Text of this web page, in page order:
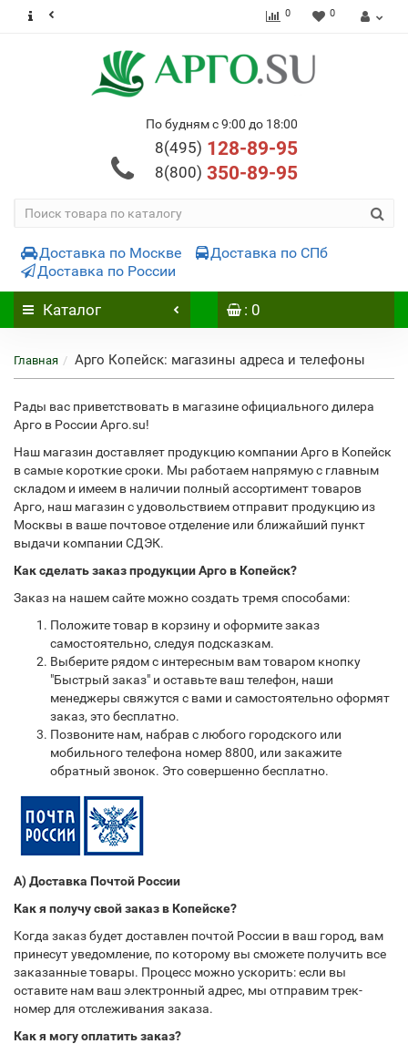
0 0
По будням с 9:00 до 18:00
8(495) 128-89-95
8(800) 350-89-95
Доставка по Москве
Доставка по СПб
Доставка по России
Каталог : 0
Главная Арго Копейск: магазины адреса и телефоны
Рады вас приветствовать в магазине официального дилера
Арго в России Арго.su!
Наш магазин доставляет продукцию компании Арго в Копейск
в самые короткие сроки. Мы работаем напрямую с главным
складом и имеем в наличии полный ассортимент товаров
Арго, наш магазин с удовольствием отправит продукцию из
Москвы в ваше почтовое отделение или ближайший пункт
выдачи компании СДЭК.
Как сделать заказ продукции Арго в Копейск?
Заказ на нашем сайте можно создать тремя способами:
Положите товар в корзину и оформите заказ
самостоятельно, следуя подсказкам.
Выберите рядом с интересным вам товаром кнопку
"Быстрый заказ" и оставьте ваш телефон, наши
менеджеры свяжутся с вами и самостоятельно оформят
заказ, это бесплатно.
Позвоните нам, набрав с любого городского или
мобильного телефона номер 8800, или закажите
обратный звонок. Это совершенно бесплатно.
А) Доставка Почтой России
Как я получу свой заказ в Копейске?
Когда заказ будет доставлен почтой России в ваш город, вам
принесут уведомление, по которому вы сможете получить все
заказанные товары. Процесс можно ускорить: если вы
оставите нам ваш электронный адрес, мы отправим трек-
номер для отслеживания заказа.
Как я могу оплатить заказ?